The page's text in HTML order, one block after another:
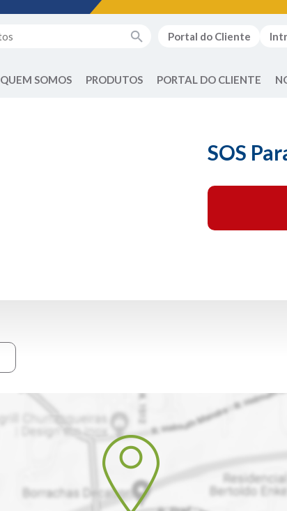
Portal do Cliente
QUEM SOMOS PRODUTOS PORTAL DO CLIENTE
SOS